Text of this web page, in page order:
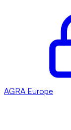
AGRA Europe